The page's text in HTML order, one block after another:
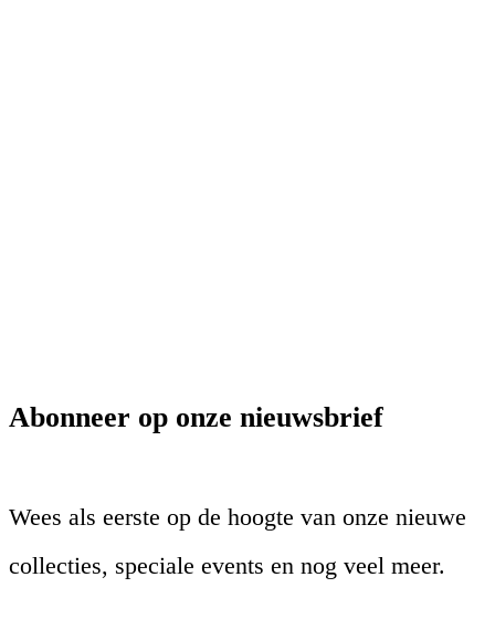
Abonneer op onze nieuwsbrief
Wees als eerste op de hoogte van onze nieuwe
collecties, speciale events en nog veel meer.